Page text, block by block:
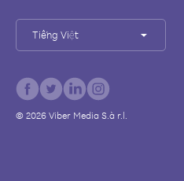
Tiếng Việt
© 2026Viber Media S.à r.l.